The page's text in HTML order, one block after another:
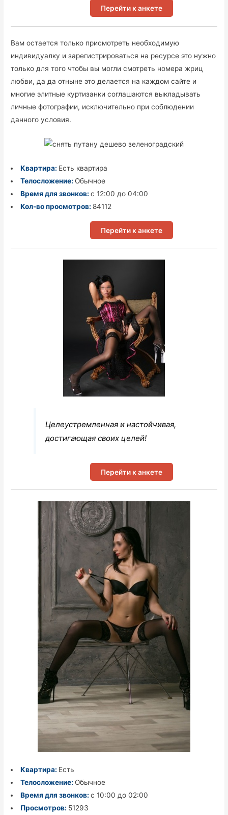
Перейти к анкете
Вам остается только присмотреть необходимую
индивидуалку и зарегистрироваться на ресурсе это нужно
только для того чтобы вы могли смотреть номера жриц
любви, да да отныне это делается на каждом сайте и
многие элитные куртизанки соглашаются выкладывать
личные фотографии, исключительно при соблюдении
данного условия.
Квартира: Есть квартира
Телосложение: Обычное
Время для звонков: с 12:00 до 04:00
Кол-во просмотров: 84112
Перейти к анкете
Целеустремленная и настойчивая,
достигающая своих целей!
Перейти к анкете
Квартира: Есть
Телосложение: Обычное
Время для звонков: с 10:00 до 02:00
Просмотров: 51293